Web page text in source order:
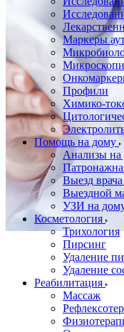
Маркеры
Профили
Химико-
Помощь на дому
Анализы на
Выезд
Выездной
УЗИ на
Косметология
Трихология
Пирсинг
Удаление
Удаление
Реабилитация
Массаж